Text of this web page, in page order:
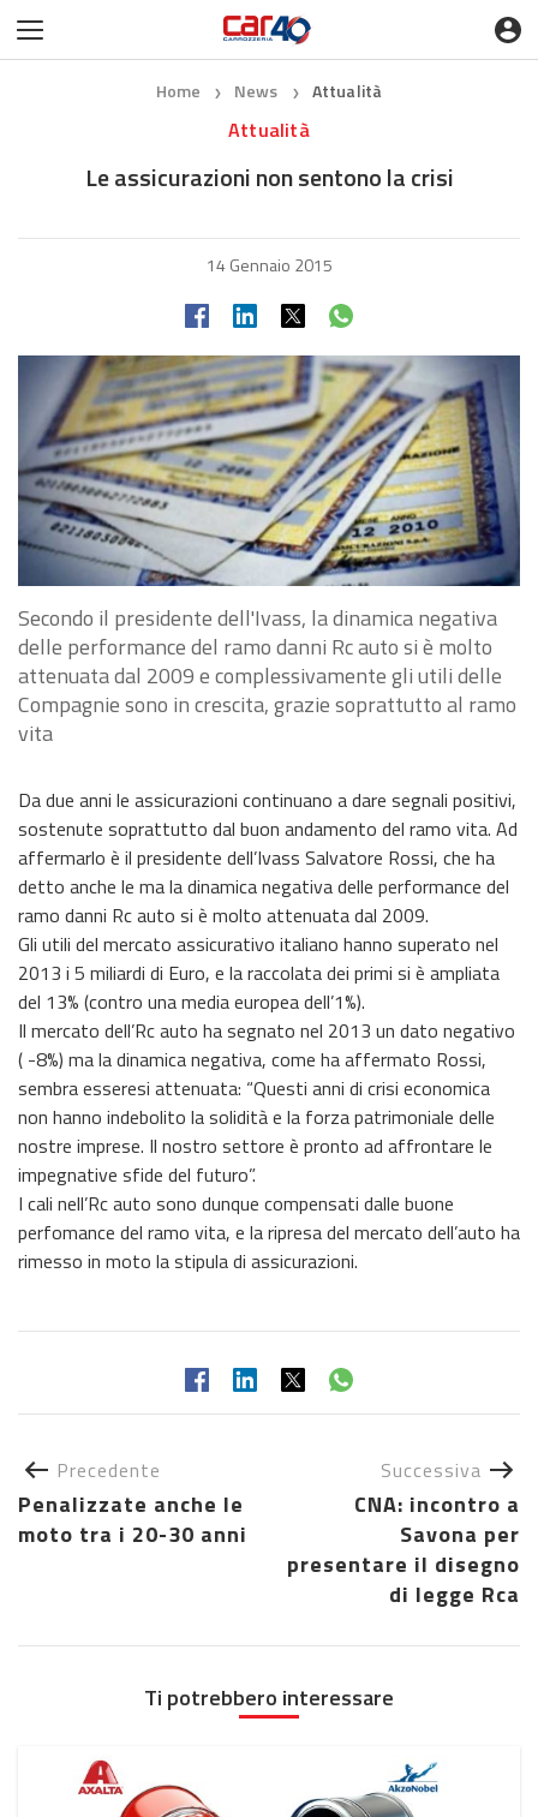
Home ❯ News ❯ Attualità
Attualità
Le assicurazioni non sentono la crisi
14 Gennaio 2015
Secondo il presidente dell'Ivass, la dinamica negativa
delle performance del ramo danni Rc auto si è molto
attenuata dal 2009 e complessivamente gli utili delle
Compagnie sono in crescita, grazie soprattutto al ramo
vita
Da due anni le assicurazioni continuano a dare segnali positivi,
sostenute soprattutto dal buon andamento del ramo vita. Ad
affermarlo è il presidente dell’Ivass Salvatore Rossi, che ha
detto anche le ma la dinamica negativa delle performance del
ramo danni Rc auto si è molto attenuata dal 2009.
Gli utili del mercato assicurativo italiano hanno superato nel
2013 i 5 miliardi di Euro, e la raccolata dei primi si è ampliata
del 13% (contro una media europea dell’1%).
Il mercato dell’Rc auto ha segnato nel 2013 un dato negativo
( -8%) ma la dinamica negativa, come ha affermato Rossi,
sembra esseresi attenuata: “Questi anni di crisi economica
non hanno indebolito la solidità e la forza patrimoniale delle
nostre imprese. Il nostro settore è pronto ad affrontare le
impegnative sfide del futuro”.
I cali nell’Rc auto sono dunque compensati dalle buone
perfomance del ramo vita, e la ripresa del mercato dell’auto ha
rimesso in moto la stipula di assicurazioni.
Precedente
Penalizzate anche le
moto tra i 20-30 anni
Successiva
CNA: incontro a
Savona per
presentare il disegno
di legge Rca
Ti potrebbero interessare